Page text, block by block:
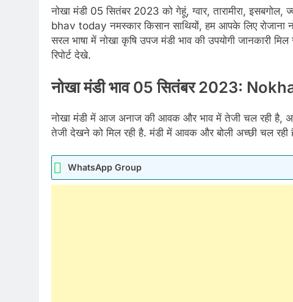
नोखा मंडी 05 सितंबर 2023 को गेहूं, ग्वार, तारामीरा,
bhav today नमस्कार किसान साथियों, हम आपके लिए रोजाना
सरल भाषा में नोखा कृषि उपज मंडी भाव की उपयोगी
रिपोर्ट देखे.
नोखा मंडी भाव 05 सितंबर 2023:
नोखा मंडी में आज अनाज की आवक और भाव में तेजी चल रही है,
तेजी देखने को मिल रही है. मंडी में आवक और बोली अच्छी चल
WhatsApp Group